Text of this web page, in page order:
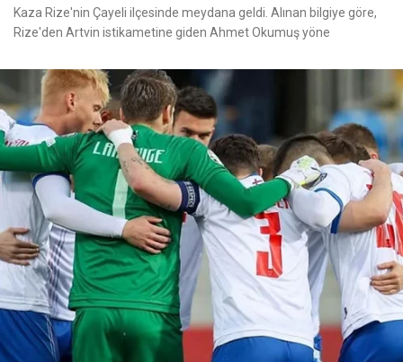
Kaza Rize'nin Çayeli ilçesinde meydana geldi. Alınan bilgiye göre,
Rize'den Artvin istikametine giden Ahmet Okumuş yöne